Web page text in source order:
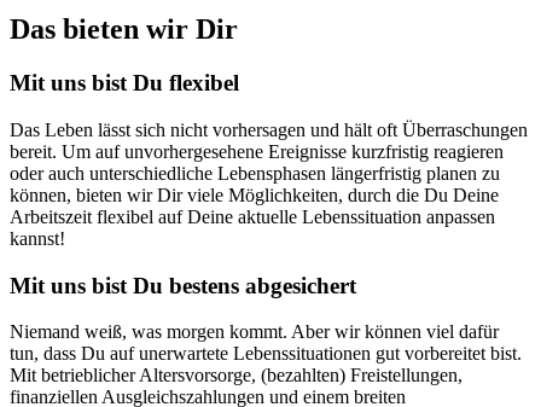
Das bieten wir Dir
Mit uns bist Du flexibel
Das Leben lässt sich nicht vorhersagen und hält oft Überraschungen
bereit. Um auf unvorhergesehene Ereignisse kurzfristig reagieren
oder auch unterschiedliche Lebensphasen längerfristig planen zu
können, bieten wir Dir viele Möglichkeiten, durch die Du Deine
Arbeitszeit flexibel auf Deine aktuelle Lebenssituation anpassen
kannst!
Mit uns bist Du bestens abgesichert
Niemand weiß, was morgen kommt. Aber wir können viel dafür
tun, dass Du auf unerwartete Lebenssituationen gut vorbereitet bist.
Mit betrieblicher Altersvorsorge, (bezahlten) Freistellungen,
finanziellen Ausgleichszahlungen und einem breiten